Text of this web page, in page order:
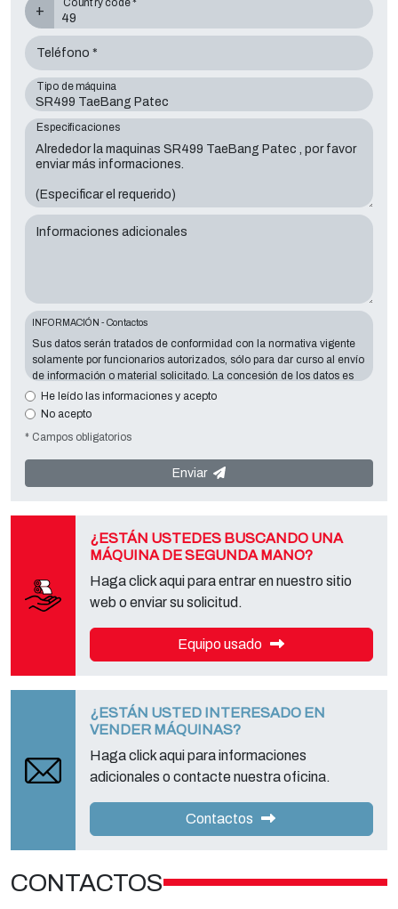
+
Country code *
Teléfono *
Tipo de máquina
Especificaciones
Informaciones adicionales
INFORMACIÓN - Contactos
Sus datos serán tratados de conformidad con la normativa vigente
solamente por funcionarios autorizados, sólo para dar curso al envío
de información o material solicitado. La concesión de los datos es
esencial en relación con la finalidad expuesta; los datos que faltan
harán imposible contactar con usted y satisfacer sus peticiones. El
Via A. Dominutti, 6 37135 (VR) Italy
con el "Servicio de Privacy " en la parte Controller de datos para
ejercer todos los derechos previstos y para obtener la información
He leído las informaciones y acepto
No acepto
* Campos obligatorios
Enviar
¿ESTÁN USTEDES BUSCANDO UNA
MÁQUINA DE SEGUNDA MANO?
Haga click aqui para entrar en nuestro sitio
web o enviar su solicitud.
Equipo usado
¿ESTÁN USTED INTERESADO EN
VENDER MÁQUINAS?
Haga click aqui para informaciones
adicionales o contacte nuestra oficina.
Contactos
CONTACTOS